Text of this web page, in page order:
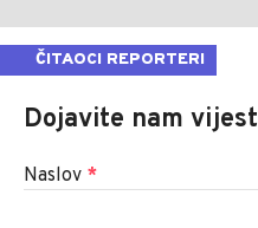
ČITAOCI REPORTERI
Dojavite nam vijest
Naslov *